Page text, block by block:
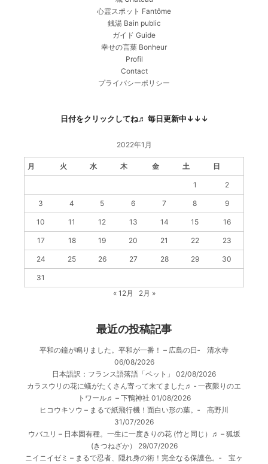
心霊スポット Fantôme
銭湯 Bain public
ガイド Guide
幸せの言葉 Bonheur
Profil
Contact
プライバシーポリシー
日付をクリックしてね♬ 毎日更新中↓↓↓
2022年1月
月 火 水 木 金 土 日
1 2
3 4 5 6 7 8 9
10 11 12 13 14 15 16
17 18 19 20 21 22 23
24 25 26 27 28 29 30
31
« 12月
2月 »
最近の投稿記事
平和の鐘が鳴りました。平和が一番！ – 広島の日‐ 清水寺
06/08/2026
日本語訳：フランス語落語「ペット」
02/08/2026
カラスウリの花に蟻がたくさん寄って来てました♬ ‐ 一夜限りのエ
トワール♬ – 下鴨神社 01/08/2026
ヒコウキソウ – まるで紙飛行機！面白い形の葉。‐ 高野川
31/07/2026
ウバユリ – 日本固有種。一生に一度きりの花 (竹と同じ）♬ – 狐坂
(きつねざか）
29/07/2026
ニイニイゼミ – まるで忍者、隠れ身の術！完全なる保護色。‐ 宝ヶ